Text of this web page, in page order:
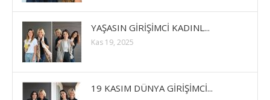
YAŞASIN GİRİŞİMCİ KADINL...
Kas 19, 2025
19 KASIM DÜNYA GİRİŞİMCİ...